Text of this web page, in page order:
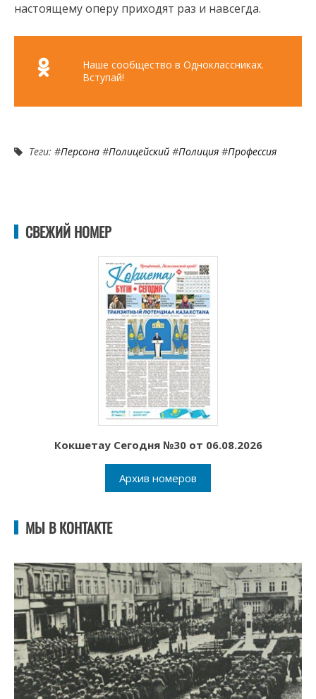
настоящему оперу приходят раз и навсегда.
Наше сообщество в Одноклассниках.
Вступай!
Теги: #Персона #Полицейский #Полиция #Профессия
СВЕЖИЙ НОМЕР
Кокшетау Сегодня №30 от 06.08.2026
Архив номеров
МЫ В КОНТАКТЕ